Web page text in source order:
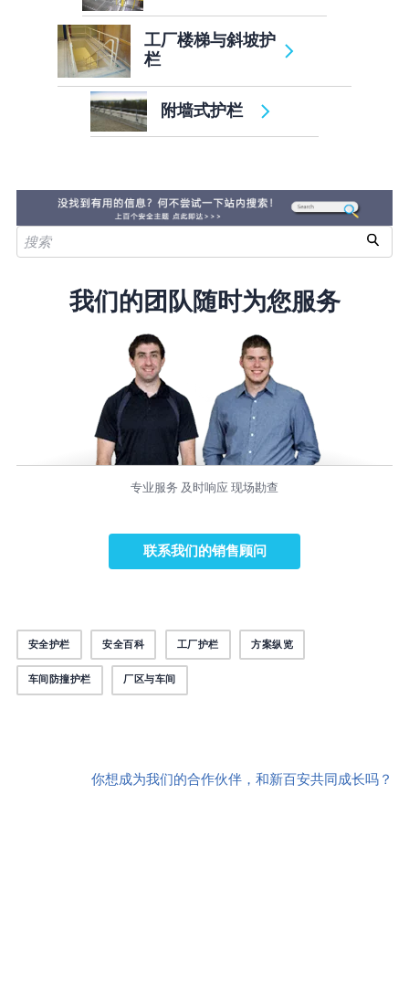
工厂楼梯与斜坡护
栏
附墙式护栏
我们的团队随时为您服务
专业服务 及时响应 现场勘查
联系我们的销售顾问
安全护栏 安全百科 工厂护栏 方案纵览
车间防撞护栏 厂区与车间
你想成为我们的合作伙伴，和新百安共同成长吗？